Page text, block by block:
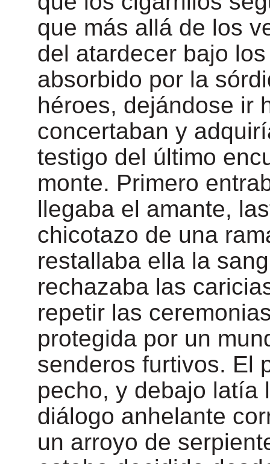
que más allá de los
del atardecer bajo
absorbido por la
héroes, dejándose ir
concertaban y
testigo del último
monte. Primero
llegaba el amante,
chicotazo de una
restallaba ella la
rechazaba las
repetir las
protegida por un
senderos furtivos. El
pecho, y debajo latía
diálogo anhelante
un arroyo de